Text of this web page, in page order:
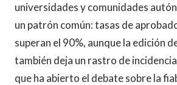
universidades y comunidades
un patrón común: tasas de
superan el 90%, aunque la edición
también deja un rastro de
que ha abierto el debate sobre la